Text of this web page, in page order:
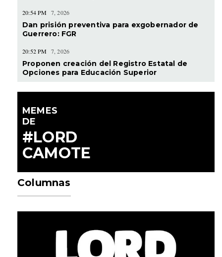
20:54 PM 7, 2026
Dan prisión preventiva para exgobernador de
Guerrero: FGR
20:52 PM 7, 2026
Proponen creación del Registro Estatal de
Opciones para Educación Superior
MEMES
DE
#LORD
CAMOTE
Columnas